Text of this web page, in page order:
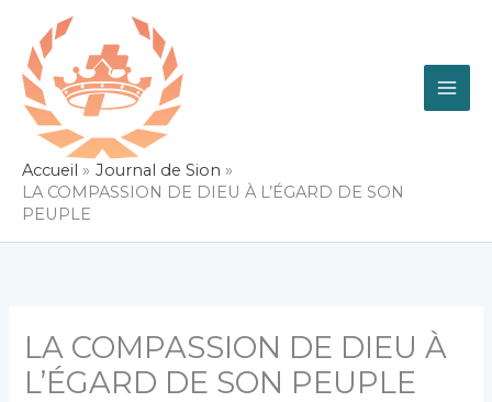
contenu
Accueil
Journal de Sion
LA COMPASSION DE DIEU À L’ÉGARD DE SON
PEUPLE
LA COMPASSION DE DIEU À
L’ÉGARD DE SON PEUPLE